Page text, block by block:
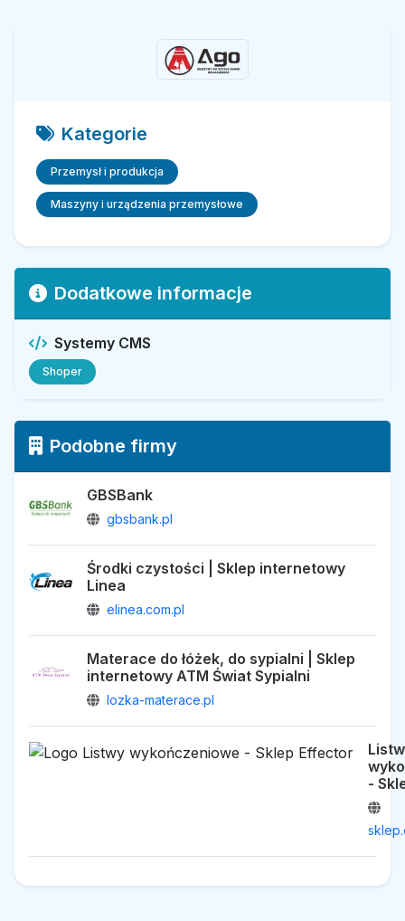
Kategorie
Przemysł i produkcja
Maszyny i urządzenia przemysłowe
Dodatkowe informacje
Systemy CMS
Shoper
Podobne firmy
GBSBank
gbsbank.pl
Środki czystości | Sklep internetowy
Linea
elinea.com.pl
Materace do łóżek, do sypialni | Sklep
internetowy ATM Świat Sypialni
lozka-materace.pl
-